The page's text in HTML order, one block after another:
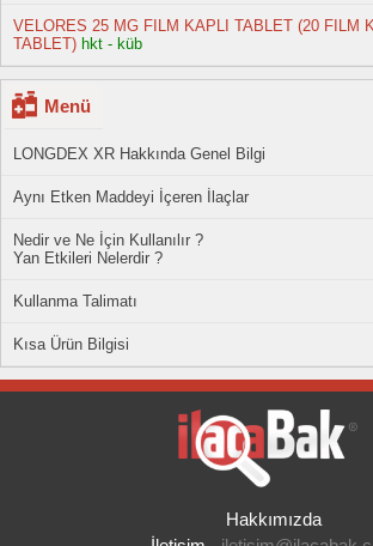
VELORES 25 MG FILM KAPLI TABLET (20 FILM
TABLET) hkt - küb
Menü
LONGDEX XR Hakkında Genel Bilgi
Aynı Etken Maddeyi İçeren İlaçlar
Nedir ve Ne İçin Kullanılır ?
Yan Etkileri Nelerdir ?
Kullanma Talimatı
Kısa Ürün Bilgisi
Hakkımızda